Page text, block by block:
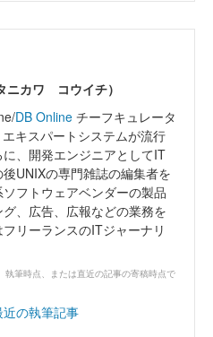
ニカワ コウイチ）
DB Online チーフキュレータ
キスパートシステムが流行
に、開発エンジニアとしてIT
UNIXの専門雑誌の編集者を
フトウェアベンダーの製品
、広告、広報などの業務を
リーランスのITジャーナリ
執筆時点、または直近の記事の寄稿時点で
の執筆記事